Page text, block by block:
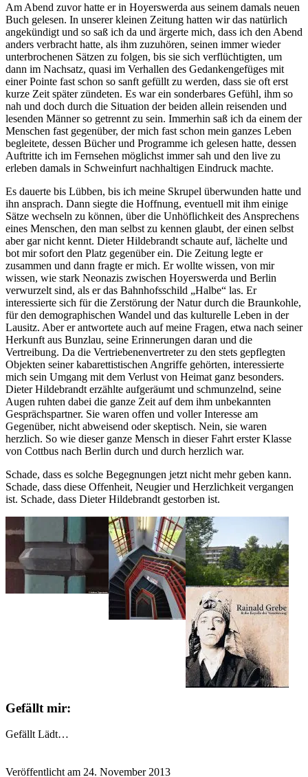
Am Abend zuvor hatte er in Hoyerswerda aus seinem damals neuen
Buch gelesen. In unserer kleinen Zeitung hatten wir das natürlich
angekündigt und so saß ich da und ärgerte mich, dass ich den Abend
anders verbracht hatte, als ihm zuzuhören, seinen immer wieder
unterbrochenen Sätzen zu folgen, bis sie sich verflüchtigten, um
dann im Nachsatz, quasi im Verhallen des Gedankengefüges mit
einer Pointe fast schon so sanft gefüllt zu werden, dass sie oft erst
kurze Zeit später zündeten. Es war ein sonderbares Gefühl, ihm so
nah und doch durch die Situation der beiden allein reisenden und
lesenden Männer so getrennt zu sein. Immerhin saß ich da einem der
Menschen fast gegenüber, der mich fast schon mein ganzes Leben
begleitete, dessen Bücher und Programme ich gelesen hatte, dessen
Auftritte ich im Fernsehen möglichst immer sah und den live zu
erleben damals in Schweinfurt nachhaltigen Eindruck machte.
Es dauerte bis Lübben, bis ich meine Skrupel überwunden hatte und
ihn ansprach. Dann siegte die Hoffnung, eventuell mit ihm einige
Sätze wechseln zu können, über die Unhöflichkeit des Ansprechens
eines Menschen, den man selbst zu kennen glaubt, der einen selbst
aber gar nicht kennt. Dieter Hildebrandt schaute auf, lächelte und
bot mir sofort den Platz gegenüber ein. Die Zeitung legte er
zusammen und dann fragte er mich. Er wollte wissen, von mir
wissen, wie stark Neonazis zwischen Hoyerswerda und Berlin
verwurzelt sind, als er das Bahnhofsschild „Halbe“ las. Er
interessierte sich für die Zerstörung der Natur durch die Braunkohle,
für den demographischen Wandel und das kulturelle Leben in der
Lausitz. Aber er antwortete auch auf meine Fragen, etwa nach seiner
Herkunft aus Bunzlau, seine Erinnerungen daran und die
Vertreibung. Da die Vertriebenenvertreter zu den stets gepflegten
Objekten seiner kabarettistischen Angriffe gehörten, interessierte
mich sein Umgang mit dem Verlust von Heimat ganz besonders.
Dieter Hildebrandt erzählte aufgeräumt und schmunzelnd, seine
Augen ruhten dabei die ganze Zeit auf dem ihm unbekannten
Gesprächspartner. Sie waren offen und voller Interesse am
Gegenüber, nicht abweisend oder skeptisch. Nein, sie waren
herzlich. So wie dieser ganze Mensch in dieser Fahrt erster Klasse
von Cottbus nach Berlin durch und durch herzlich war.
Schade, dass es solche Begegnungen jetzt nicht mehr geben kann.
Schade, dass diese Offenheit, Neugier und Herzlichkeit vergangen
ist. Schade, dass Dieter Hildebrandt gestorben ist.
Gefällt mir:
Gefällt Lädt…
Veröffentlicht am 24. November 2013